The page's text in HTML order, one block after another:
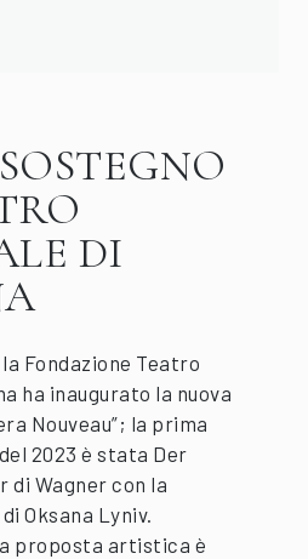
DI
Fondazione Teatro
ha inaugurato la nuova
Nouveau”; la prima
2023 è stata Der
di Wagner con la
Oksana Lyniv.
proposta artistica è